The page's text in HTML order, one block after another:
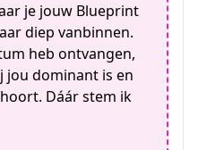
je jouw Blueprint
diep vanbinnen.
heb ontvangen,
jou dominant is en
Dáár stem ik